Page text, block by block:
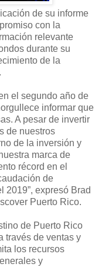
de su informe
con la
relevante
durante su
de la
el segundo año de
informar que
A pesar de invertir
de nuestros
de la inversión y
marca de
récord en el
de
2019”, expresó Brad
Puerto Rico.
de Puerto Rico
través de ventas y
los recursos
y